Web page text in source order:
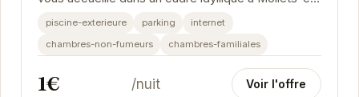
Maa. Profitez du calme et de la...
piscine-exterieure parking
internet
chambres-non-fumeurs
chambres-familiales
1€ /nuit Voir l'offre